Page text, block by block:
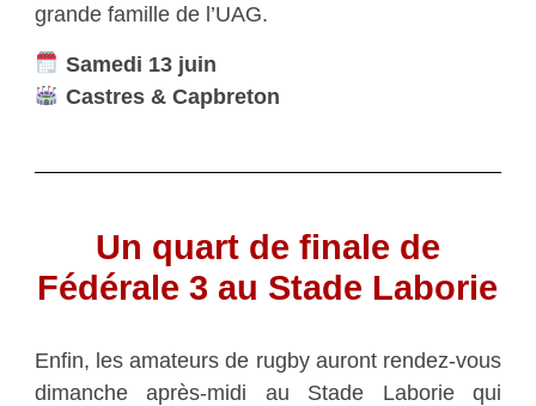
grande famille de l’UAG.
Samedi 13 juin
Castres & Capbreton
Un quart de finale de
Fédérale 3 au Stade Laborie
Enfin, les amateurs de rugby auront rendez-vous
dimanche après-midi au Stade Laborie qui